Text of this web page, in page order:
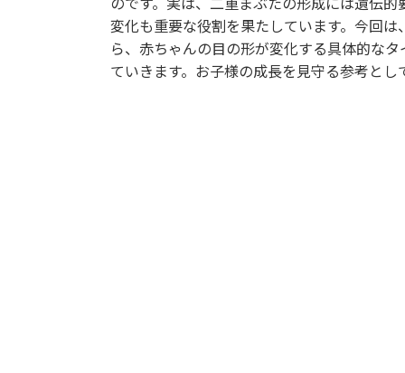
変化も重要な役割を果たしています。今回
ら、赤ちゃんの目の形が変化する具体的な
ていきます。お子様の成長を見守る参考とし